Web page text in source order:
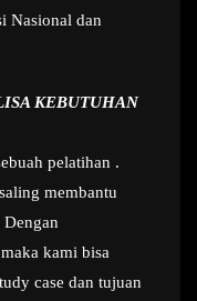
Nasional dan
KEBUTUHAN
pelatihan .
membantu
kami bisa
case dan tujuan